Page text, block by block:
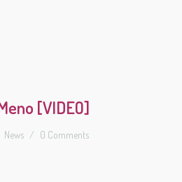
[VIDEO]
News / 0 Comments